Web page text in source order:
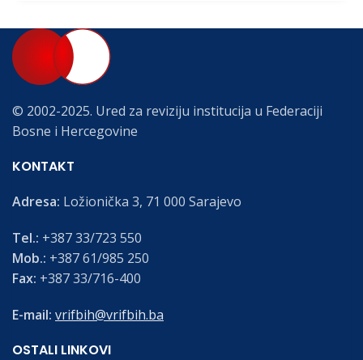
© 2002-2025. Ured za reviziju institucija u Federaciji
Bosne i Hercegovine
KONTAKT
Adresa: Ložionička 3, 71 000 Sarajevo
Tel.: +387 33/723 550
Mob.: +387 61/985 250
Fax: +387 33/716-400
E-mail: vrifbih@vrifbih.ba
OSTALI LINKOVI